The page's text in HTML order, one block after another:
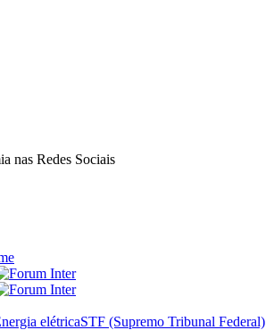
nas Redes Sociais
elétricaSTF (Supremo Tribunal Federal)